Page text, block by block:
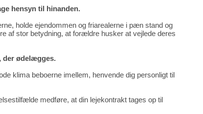
hensyn til hinanden.
holde ejendommen og friarealerne i pæn stand og
af stor betydning, at forældre husker at vejlede deres
der ødelægges.
klima beboerne imellem, henvende dig personligt til
medføre, at din lejekontrakt tages op til